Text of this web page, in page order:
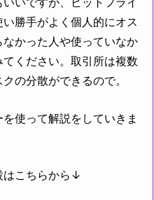
勝手がよく個人的にオス
かった人や使っていなか
ください。取引所は複数
の分散ができるので。
使って解説をしていきま
はこちらから↓